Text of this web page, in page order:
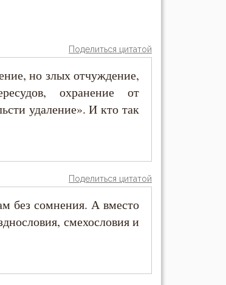
Поделиться цитатой
но злых отчуждение,
охранение от
удаление». И кто так
Поделиться цитатой
без сомнения. А вместо
смехословия и